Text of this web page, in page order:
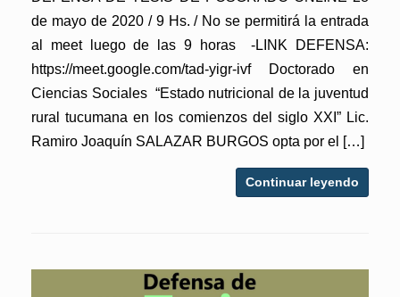
de mayo de 2020 / 9 Hs. / No se permitirá la entrada
al meet luego de las 9 horas -LINK DEFENSA:
https://meet.google.com/tad-yigr-ivf Doctorado en
Ciencias Sociales “Estado nutricional de la juventud
rural tucumana en los comienzos del siglo XXI” Lic.
Ramiro Joaquín SALAZAR BURGOS opta por el […]
Continuar leyendo